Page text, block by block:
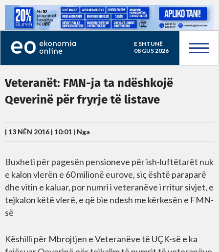
E SHTUNË
08 GUS 2026
Veteranët: FMN-ja ta ndëshkojë
Qeverinë për fryrje të listave
| 13 NËN 2016 | 10:01 | Nga
Buxheti për pagesën pensioneve për ish-luftëtarët nuk
e kalon vlerën e 60 milionë eurove, siç është paraparë
dhe vitin e kaluar, por numri i veteranëve i rritur sivjet, e
tejkalon këtë vlerë, e që bie ndesh me kërkesën e FMN-
së
Këshilli për Mbrojtjen e Veteranëve të UÇK-së e ka